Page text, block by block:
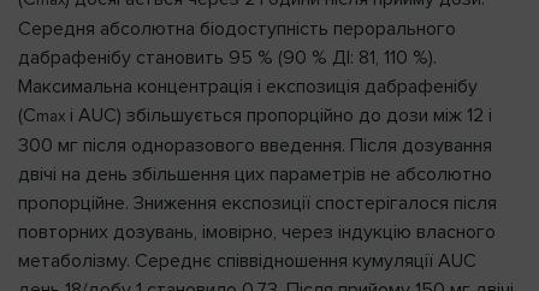
Середня абсолютна біодоступність перорального
дабрафенібу становить 95 % (90 % ДІ: 81, 110 %).
Максимальна концентрація і експозиція дабрафенібу
(Cmax і AUC) збільшується пропорційно до дози між 12 і
300 мг після одноразового введення. Після дозування
двічі на день збільшення цих параметрів не абсолютно
пропорційне. Зниження експозиції спостерігалося після
повторних дозувань, імовірно, через індукцію власного
метаболізму. Середнє співвідношення кумуляції AUC